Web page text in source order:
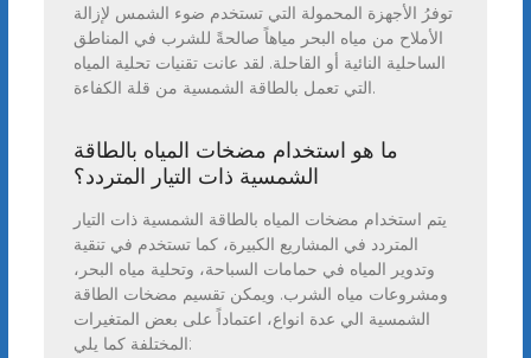
توفرُ الأجهزة المحمولة التي تستخدم ضوء الشمس لإزالة
الأملاح من مياه البحر مياهاً صالحةً للشرب في المناطق
الساحلية النائية أو القاحلة. لقد عانت تقنيات تحلية المياه
التي تعمل بالطاقة الشمسية من قلة الكفاءة.
ما هو استخدام مضخات المياه بالطاقة
الشمسية ذات التيار المتردد؟
يتم استخدام مضخات المياه بالطاقة الشمسية ذات التيار
المتردد في المشاريع الكبيرة، كما تستخدم في تنقية
وتدوير المياه في حمامات السباحة، وتحلية مياه البحر،
ومشروعات مياه الشرب. ويمكن تقسيم مضخات الطاقة
الشمسية الي عدة انواع، اعتماداً على بعض المتغيرات
المختلفة كما يلي: